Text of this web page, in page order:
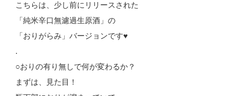
こちらは、少し前にリリースされた
「純米辛口無濾過生原酒」の
「おりがらみ」バージョンです♥
.
○おりの有り無しで何が変わるか？
まずは、見た目！